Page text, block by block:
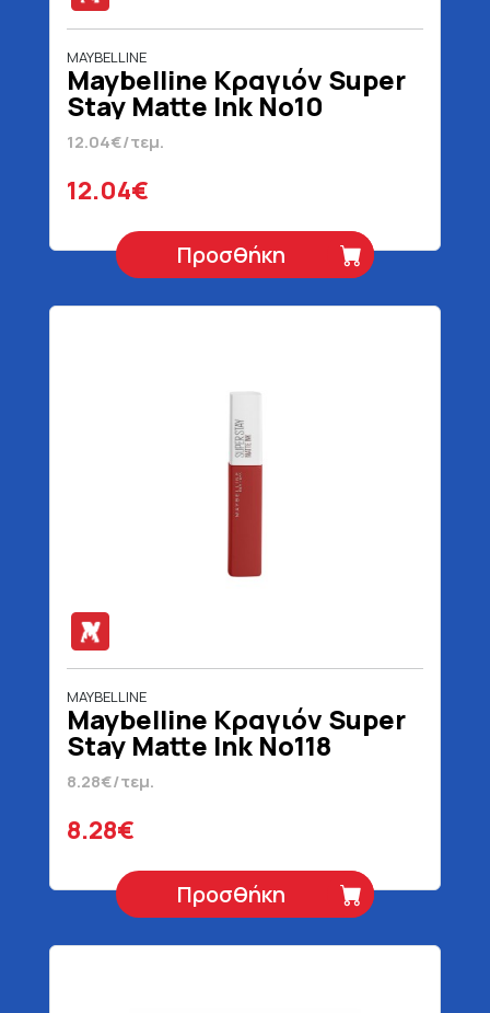
MAYBELLINE
Maybelline Κραγιόν Super
Stay Matte Ink No10
Dreamer Blister 5 ml
12.04€/τεμ.
12.04€
Προσθήκη
MAYBELLINE
Maybelline Κραγιόν Super
Stay Matte Ink No118
Dancer Blister 5 ml
8.28€/τεμ.
8.28€
Προσθήκη